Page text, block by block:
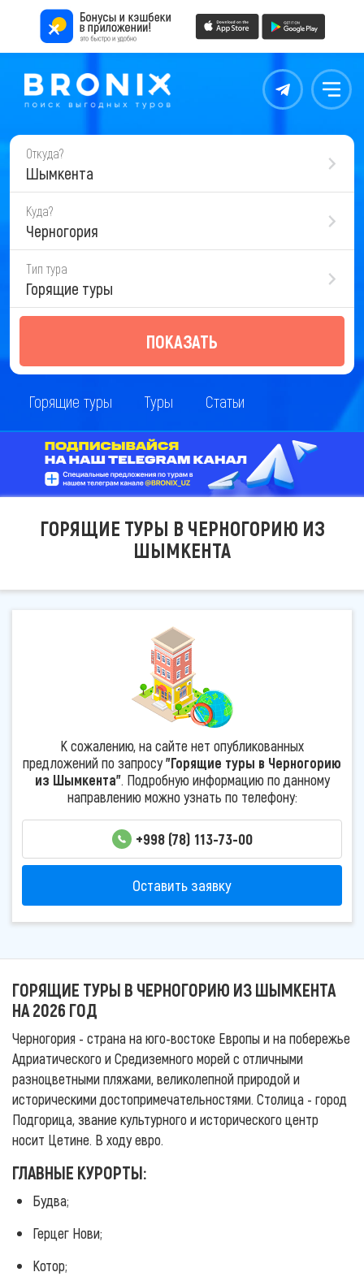
Контакты Меню
Откуда?
Шымкента
Куда?
Черногория
Тип тура
Горящие туры
ПОКАЗАТЬ
Горящие туры Туры Статьи
ГОРЯЩИЕ ТУРЫ В ЧЕРНОГОРИЮ ИЗ
ШЫМКЕНТА
К сожалению, на сайте нет опубликованных
предложений по запросу"Горящие туры в Черногорию
из Шымкента". Подробную информацию по данному
направлению можно узнать по телефону:
+998 (78) 113-73-00
Оставить заявку
ГОРЯЩИЕ ТУРЫ В ЧЕРНОГОРИЮ ИЗ ШЫМКЕНТА
НА 2026 ГОД
Черногория - страна на юго-востоке Европы и на побережье
Адриатического и Средиземного морей с отличными
разноцветными пляжами, великолепной природой и
историческими достопримечательностями. Столица - город
Подгорица, звание культурного и исторического центр
носит Цетине. В ходу евро.
ГЛАВНЫЕ КУРОРТЫ:
Будва;
Герцег Нови;
Котор;